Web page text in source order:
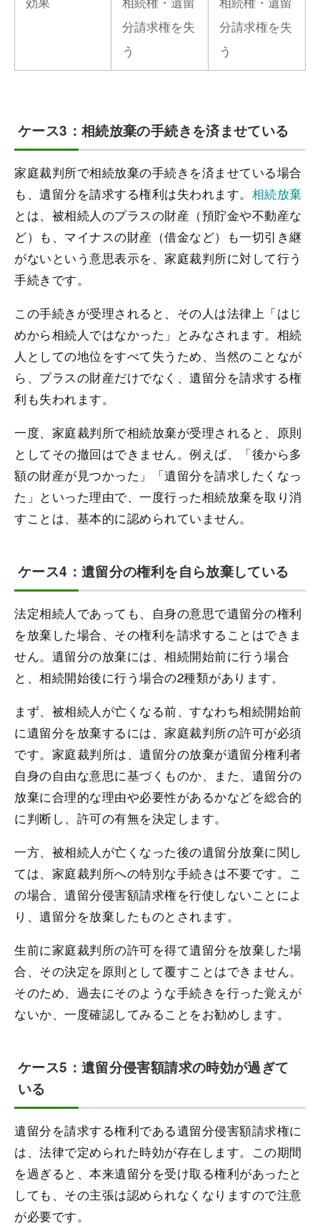
分請求権を失
う
分請求権を失
う
ケース3：相続放棄の手続きを済ませている
家庭裁判所で相続放棄の手続きを済ませている場合
も、遺留分を請求する権利は失われます。 相続放棄
とは、被相続人のプラスの財産（預貯金や不動産な
ど）も、マイナスの財産（借金など）も一切引き継
がないという意思表示を、家庭裁判所に対して行う
手続きです。
この手続きが受理されると、その人は法律上「はじ
めから相続人ではなかった」とみなされます。相続
人としての地位をすべて失うため、当然のことなが
ら、プラスの財産だけでなく、遺留分を請求する権
利も失われます。
一度、家庭裁判所で相続放棄が受理されると、原則
としてその撤回はできません。例えば、「後から多
額の財産が見つかった」「遺留分を請求したくなっ
た」といった理由で、一度行った相続放棄を取り消
すことは、基本的に認められていません。
ケース4：遺留分の権利を自ら放棄している
法定相続人であっても、自身の意思で遺留分の権利
を放棄した場合、その権利を請求することはできま
せん。遺留分の放棄には、相続開始前に行う場合
と、相続開始後に行う場合の2種類があります。
まず、被相続人が亡くなる前、すなわち相続開始前
に遺留分を放棄するには、家庭裁判所の許可が必須
です。家庭裁判所は、遺留分の放棄が遺留分権利者
自身の自由な意思に基づくものか、また、遺留分の
放棄に合理的な理由や必要性があるかなどを総合的
に判断し、許可の有無を決定します。
一方、被相続人が亡くなった後の遺留分放棄に関し
ては、家庭裁判所への特別な手続きは不要です。こ
の場合、遺留分侵害額請求権を行使しないことによ
り、遺留分を放棄したものとされます。
生前に家庭裁判所の許可を得て遺留分を放棄した場
合、その決定を原則として覆すことはできません。
そのため、過去にそのような手続きを行った覚えが
ないか、一度確認してみることをお勧めします。
ケース5：遺留分侵害額請求の時効が過ぎて
いる
遺留分を請求する権利である遺留分侵害額請求権に
は、法律で定められた時効が存在します。この期間
を過ぎると、本来遺留分を受け取る権利があったと
しても、その主張は認められなくなりますので注意
が必要です。